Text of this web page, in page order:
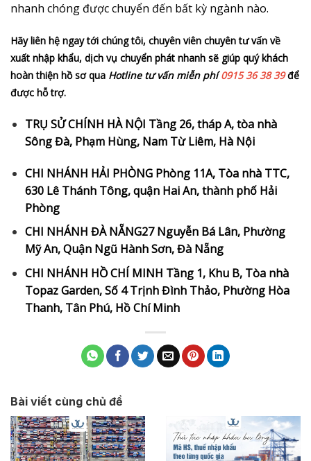
nhanh chóng được chuyển đến bất kỳ ngành nào.
Hãy liên hệ ngay tới chúng tôi, chuyên viên chuyên tư vấn về
xuất nhập khẩu, dịch vụ chuyển phát nhanh sẽ giúp quý khách
hoàn thiện hồ sơ qua Hotline tư vấn miễn phí0915 36 38 39 để
được hỗ trợ.
TRỤ SỬ CHÍNH HÀ NỘI Tầng 26, tháp A, tòa nhà
Sông Đà, Phạm Hùng, Nam Từ Liêm, Hà Nội
CHI NHÁNH HẢI PHÒNG Phòng 11A, Tòa nhà TTC,
630 Lê Thánh Tông, quận Hai An, thành phố Hải
Phòng
CHI NHÁNH ĐÀ NẴNG​27 Nguyễn Bá Lân, Phường
Mỹ An, Quận Ngũ Hành Sơn, Đà Nẵng
CHI NHÁNH HỒ CHÍ MINH Tầng 1, Khu B, Tòa nhà
Topaz Garden, Số 4 Trịnh Đình Thảo, Phường Hòa
Thanh, Tân Phú, Hồ Chí Minh
Bài viết cùng chủ đề